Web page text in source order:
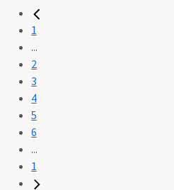
1
...
2
3
4
5
6
...
1